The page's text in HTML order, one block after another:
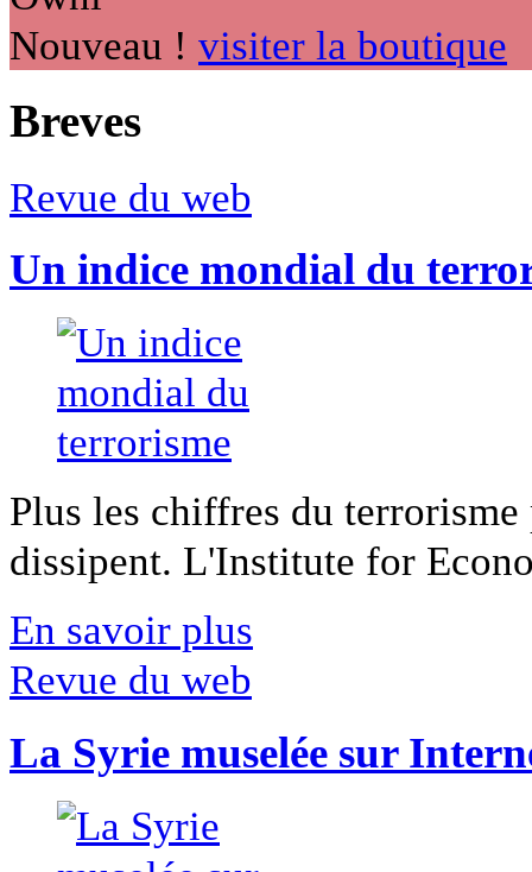
Nouveau ! visiter la boutique
Breves
Revue du web
Un indice mondial du
Plus les chiffres du
dissipent. L'Institute for
En savoir plus
Revue du web
La Syrie muselée sur